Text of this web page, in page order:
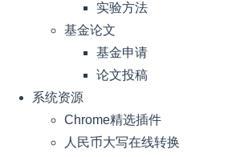
实验方法
基金论文
基金申请
论文投稿
系统资源
Chrome精选插件
人民币大写在线转换